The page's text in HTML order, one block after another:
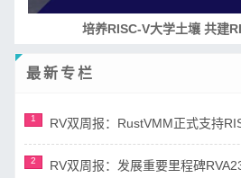
RISC-V处理器设计
最新专栏
1 RV双周报：RustVMM正式支持
2 RV双周报：发展重要里程碑